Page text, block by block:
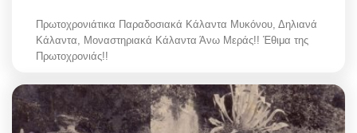
Mykonos
Mykonos Ticker TV
Sport
Πρωτοχρονιάτικα Παραδοσιακά Κάλαντα Μυκόνου, Δηλιανά
Κάλαντα, Μοναστηριακά Κάλαντα Άνω Μεράς!! Έθιμα της
Πρωτοχρονιάς!!